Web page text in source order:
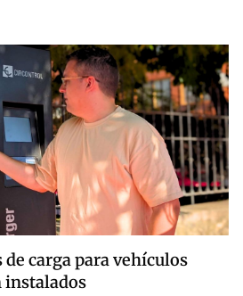
carga para vehículos
instalados